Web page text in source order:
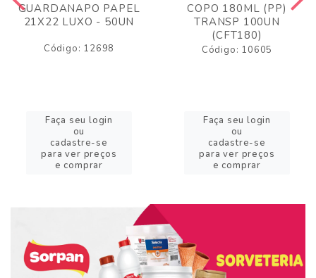
GUARDANAPO PAPEL
21X22 LUXO - 50UN
Código: 12698
Faça seu login
ou
cadastre-se
para ver preços
e comprar
COPO 180ML (PP)
TRANSP 100UN
(CFT180)
Código: 10605
Faça seu login
ou
cadastre-se
para ver preços
e comprar